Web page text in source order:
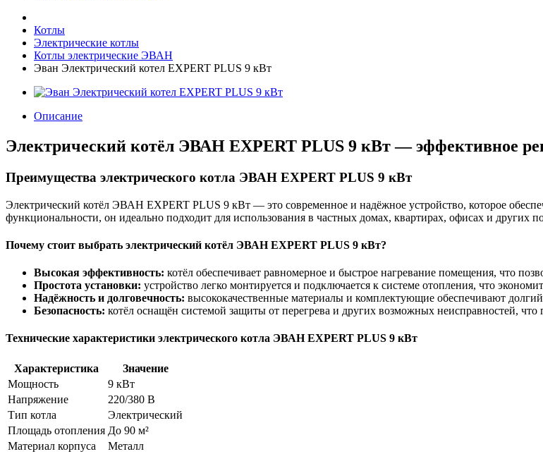
Котлы
Электрические котлы
Котлы электрические ЭВАН
Эван Электрический котел EXPERT PLUS 9 кВт
Описание
Электрический котёл ЭВАН EXPERT PLUS 9 кВт — эффективное
Преимущества электрического котла ЭВАН EXPERT PLUS 9 кВт
Электрический котёл ЭВАН EXPERT PLUS 9 кВт — это современное и надёжное устройство, которое
функциональности, он идеально подходит для использования в частных домах, квартирах, офисах и других
Почему стоит выбрать электрический котёл ЭВАН EXPERT PLUS 9 кВт?
Высокая эффективность: котёл обеспечивает равномерное и быстрое нагревание помещения, что
Простота установки: устройство легко монтируется и подключается к системе отопления, что
Надёжность и долговечность: высококачественные материалы и комплектующие обеспечивают
Безопасность: котёл оснащён системой защиты от перегрева и других возможных неисправностей, что
Технические характеристики электрического котла ЭВАН EXPERT PLUS 9 кВт
Характеристика
Значение
Мощность
9 кВт
Напряжение
220/380 В
Тип котла
Электрический
Площадь отопления До 90 м²
Материал корпуса
Металл